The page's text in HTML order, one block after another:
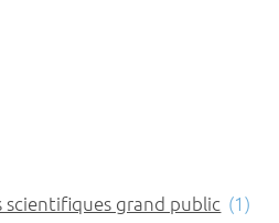
scientifiques grand public (1)